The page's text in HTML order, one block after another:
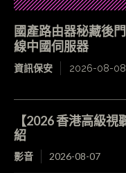
國產路由器秘藏後
線中國伺服器
資訊保安 2026-08-08
【2026 香港高級
紹
影音 2026-08-07